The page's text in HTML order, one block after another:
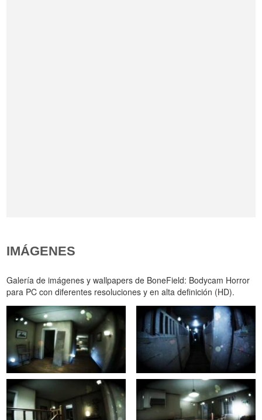
IMÁGENES
Galería de imágenes y wallpapers de BoneField: Bodycam Horror
para PC con diferentes resoluciones y en alta definición (HD).